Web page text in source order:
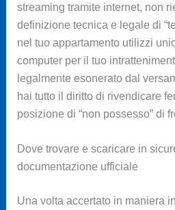
streaming tramite internet, non
definizione tecnica e legale di
nel tuo appartamento utilizzi
computer per il tuo
legalmente esonerato dal
hai tutto il diritto di rivendicare
posizione di “non possesso” di
Dove trovare e scaricare in
documentazione ufficiale
Una volta accertato in maniera